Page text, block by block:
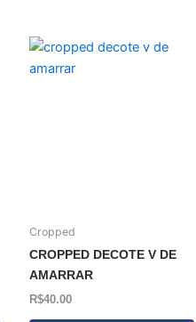
Cropped
CROPPED DECOTE V DE
AMARRAR
R$40.00